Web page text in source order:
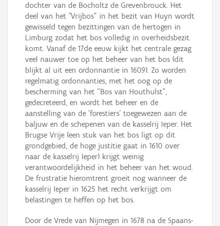
dochter van de Bocholtz de Grevenbrouck. Het
deel van het "Vrijbos" in het bezit van Huyn wordt
gewisseld tegen bezittingen van de hertogen in
Limburg zodat het bos volledig in overheidsbezit
komt. Vanaf de 17de eeuw kijkt het centrale gezag
veel nauwer toe op het beheer van het bos (dit
blijkt al uit een ordonnantie in 1609). Zo worden
regelmatig ordonnanties, met het oog op de
bescherming van het "Bos van Houthulst",
gedecreteerd, en wordt het beheer en de
aanstelling van de 'forestiers' toegewezen aan de
baljuw en de schepenen van de kasselrij Ieper. Het
Brugse Vrije (een stuk van het bos ligt op dit
grondgebied, de hoge justitie gaat in 1610 over
naar de kasselrij Ieper) krijgt weinig
verantwoordelijkheid in het beheer van het woud.
De frustratie hieromtrent groeit nog wanneer de
kasselrij Ieper in 1625 het recht verkrijgt om
belastingen te heffen op het bos.
Door de Vrede van Nijmegen in 1678 na de Spaans-